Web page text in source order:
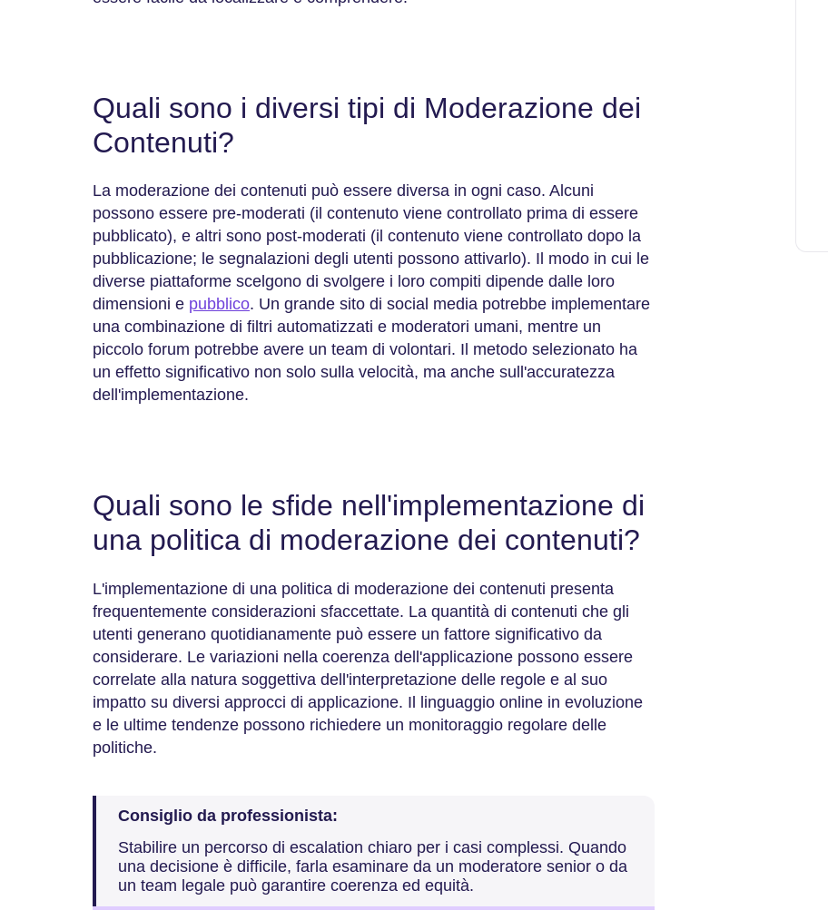
Quali sono i diversi tipi di Moderazione dei
Contenuti?
La moderazione dei contenuti può essere diversa in ogni caso. Alcuni
possono essere pre-moderati (il contenuto viene controllato prima di essere
pubblicato), e altri sono post-moderati (il contenuto viene controllato dopo la
pubblicazione; le segnalazioni degli utenti possono attivarlo). Il modo in cui le
diverse piattaforme scelgono di svolgere i loro compiti dipende dalle loro
dimensioni e pubblico. Un grande sito di social media potrebbe implementare
una combinazione di filtri automatizzati e moderatori umani, mentre un
piccolo forum potrebbe avere un team di volontari. Il metodo selezionato ha
un effetto significativo non solo sulla velocità, ma anche sull'accuratezza
dell'implementazione.
Quali sono le sfide nell'implementazione di
una politica di moderazione dei contenuti?
L'implementazione di una politica di moderazione dei contenuti presenta
frequentemente considerazioni sfaccettate. La quantità di contenuti che gli
utenti generano quotidianamente può essere un fattore significativo da
considerare. Le variazioni nella coerenza dell'applicazione possono essere
correlate alla natura soggettiva dell'interpretazione delle regole e al suo
impatto su diversi approcci di applicazione. Il linguaggio online in evoluzione
e le ultime tendenze possono richiedere un monitoraggio regolare delle
politiche.
Consiglio da professionista:
Stabilire un percorso di escalation chiaro per i casi complessi. Quando
una decisione è difficile, farla esaminare da un moderatore senior o da
un team legale può garantire coerenza ed equità.